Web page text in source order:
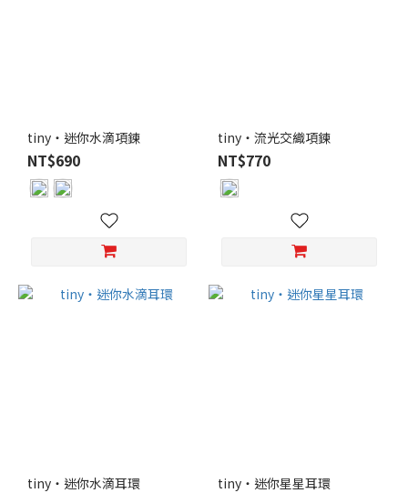
tiny・迷你水滴項鍊
NT$690
tiny・流光交織項鍊
NT$770
tiny・迷你水滴耳環 tiny・迷你星星耳環